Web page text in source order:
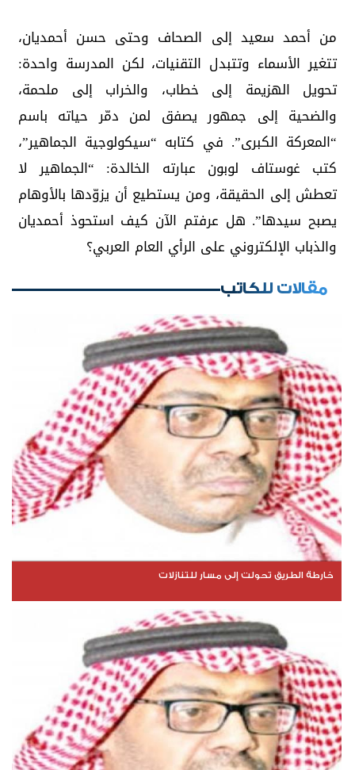
من أحمد سعيد إلى الصحاف وحتى حسن أحمديان،
تتغير الأسماء وتتبدل التقنيات، لكن المدرسة واحدة:
تحويل الهزيمة إلى خطاب، والخراب إلى ملحمة،
والضحية إلى جمهور يصفق لمن دمّر حياته باسم
“المعركة الكبرى”. في كتابه “سيكولوجية الجماهير”،
كتب غوستاف لوبون عبارته الخالدة: “الجماهير لا
تعطش إلى الحقيقة، ومن يستطيع أن يزوّدها بالأوهام
يصبح سيدها”. هل عرفتم الآن كيف استحوذ أحمديان
والذباب الإلكتروني على الرأي العام العربي؟
مقالات للكاتب
خارطة الطريق تحولت إلى مسار للتنازلات